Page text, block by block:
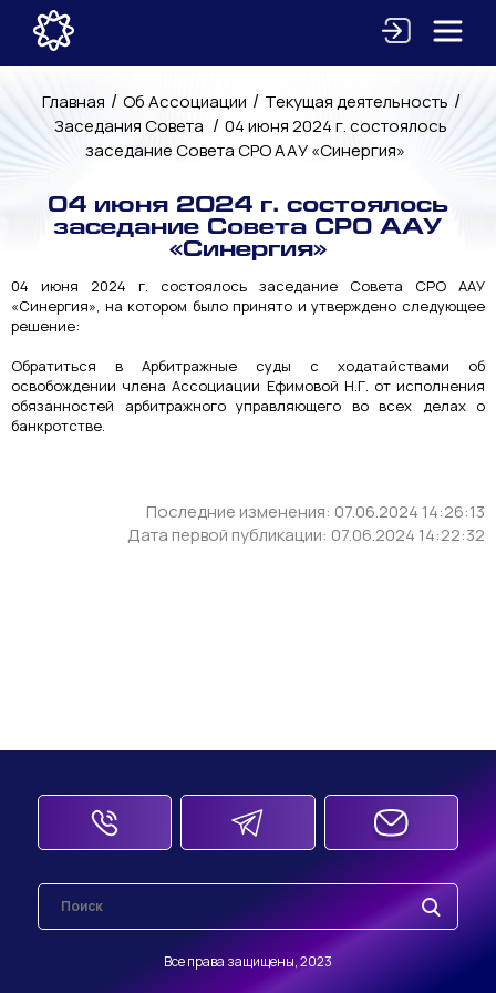
Главная / Об Ассоциации / Текущая деятельность /
Заседания Совета / 04 июня 2024 г. состоялось
заседание Совета СРО ААУ «Синергия»
04 июня 2024 г. состоялось
заседание Совета СРО ААУ
«Синергия»
04 июня 2024 г. состоялось заседание Совета СРО ААУ
«Синергия», на котором было принято и утверждено следующее
решение:
Обратиться в Арбитражные суды с ходатайствами об
освобождении члена Ассоциации Ефимовой Н.Г. от исполнения
обязанностей арбитражного управляющего во всех делах о
банкротстве.
Последние изменения: 07.06.2024 14:26:13
Дата первой публикации: 07.06.2024 14:22:32
Все права защищены, 2023